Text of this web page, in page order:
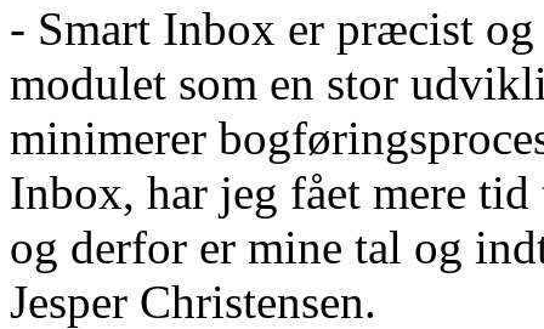
- Smart Inbox er præcist og
modulet som en stor
minimerer
Inbox, har jeg fået mere
og derfor er mine tal og
Jesper Christensen.